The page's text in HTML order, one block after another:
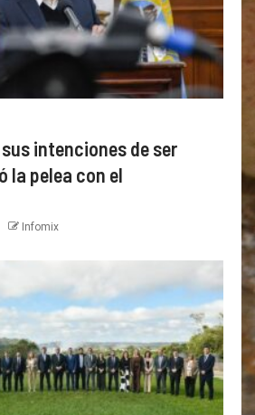
intenciones de ser
la pelea con el
Infomix